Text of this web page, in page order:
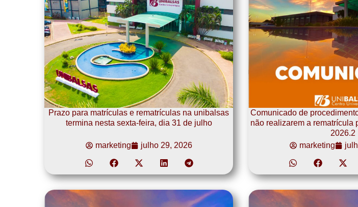
Prazo para matrículas e rematrículas na unibalsas
termina nesta sexta-feira, dia 31 de julho
marketing julho 29, 2026
Comunicado de
não realizarem a rematrícula
2026.2
marketing